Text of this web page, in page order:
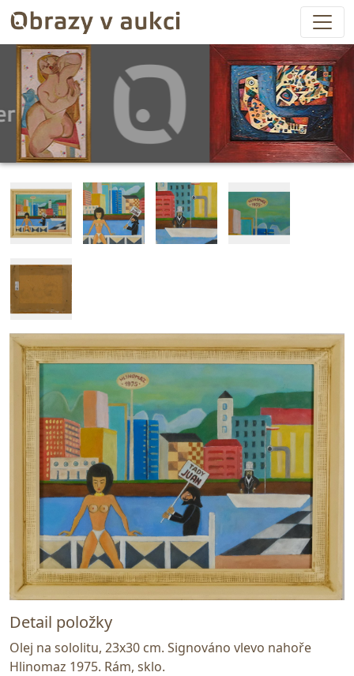
Detail položky
Olej na sololitu, 23x30 cm. Signováno vlevo nahoře
Hlinomaz 1975. Rám, sklo.